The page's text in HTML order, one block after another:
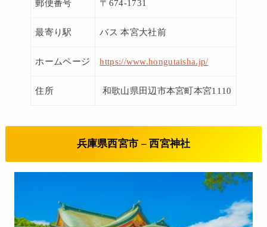
郵便番号 〒674-1731
最寄り駅 バス 本宮大社前
ホームページ https://www.hongutaisha.jp/
住所 和歌山県田辺市本宮町本宮1110
兵庫県西宮市 – 西宮神社